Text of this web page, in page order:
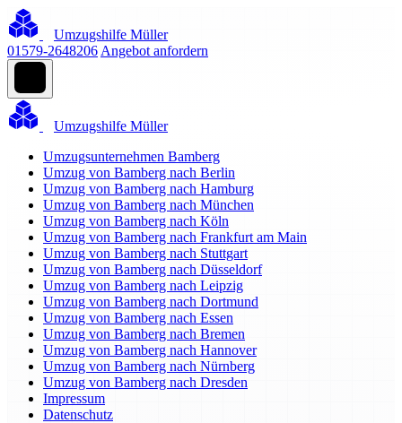
Umzugshilfe Müller
01579-2648206 Angebot anfordern
Umzugshilfe Müller
Umzugsunternehmen Bamberg
Umzug von Bamberg nach Berlin
Umzug von Bamberg nach Hamburg
Umzug von Bamberg nach München
Umzug von Bamberg nach Köln
Umzug von Bamberg nach Frankfurt am Main
Umzug von Bamberg nach Stuttgart
Umzug von Bamberg nach Düsseldorf
Umzug von Bamberg nach Leipzig
Umzug von Bamberg nach Dortmund
Umzug von Bamberg nach Essen
Umzug von Bamberg nach Bremen
Umzug von Bamberg nach Hannover
Umzug von Bamberg nach Nürnberg
Umzug von Bamberg nach Dresden
Impressum
Datenschutz